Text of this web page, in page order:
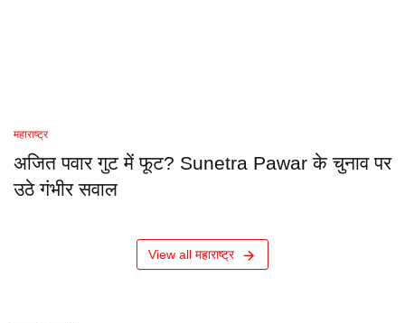
महाराष्ट्र
अजित पवार गुट में फूट? Sunetra Pawar के चुनाव पर
उठे गंभीर सवाल
View all महाराष्ट्र